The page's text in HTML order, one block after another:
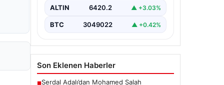
Sonrası", "content": "Beyoğlu
ilçesinde yaşanan olay,…
ALTIN 6420.2 ▲ +3.03%
BTC 3049022 ▲ +0.42%
Son Eklenen Haberler
■Serdal Adalı’dan Mohamed Salah